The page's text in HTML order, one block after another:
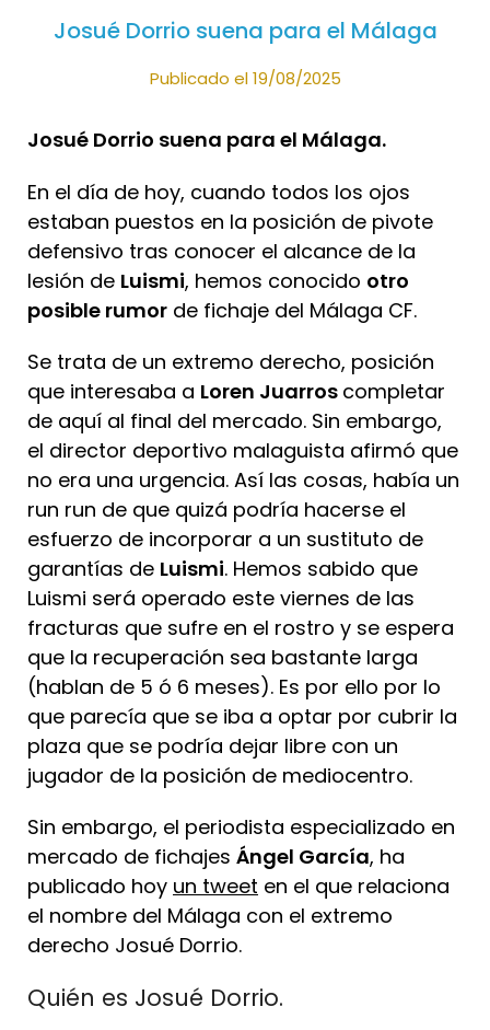
Josué Dorrio suena para el Málaga
Publicado el 19/08/2025
Josué Dorrio suena para el Málaga.
En el día de hoy, cuando todos los ojos
estaban puestos en la posición de pivote
defensivo tras conocer el alcance de la
lesión de Luismi, hemos conocido otro
posible rumor de fichaje del Málaga CF.
Se trata de un extremo derecho, posición
que interesaba a Loren Juarros completar
de aquí al final del mercado. Sin embargo,
el director deportivo malaguista afirmó que
no era una urgencia. Así las cosas, había un
run run de que quizá podría hacerse el
esfuerzo de incorporar a un sustituto de
garantías de Luismi. Hemos sabido que
Luismi será operado este viernes de las
fracturas que sufre en el rostro y se espera
que la recuperación sea bastante larga
(hablan de 5 ó 6 meses). Es por ello por lo
que parecía que se iba a optar por cubrir la
plaza que se podría dejar libre con un
jugador de la posición de mediocentro.
Sin embargo, el periodista especializado en
mercado de fichajes Ángel García, ha
publicado hoy un tweet en el que relaciona
el nombre del Málaga con el extremo
derecho Josué Dorrio.
Quién es Josué Dorrio.